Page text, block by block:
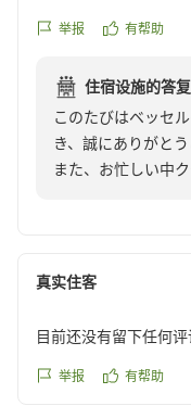
くぐっすり眠れました
と。
料金はあんなものな
もう少し安ければ・
クチコミの詳細はこ
举报 有帮助
住宿设施的答复
このたびはベッセ
き、誠にありがとう
また、お忙しい中
大変嬉しく拝見いた
また、朝食のメニ
満足いただける内
真实住客
目前还没有留下任何评
举报 有帮助